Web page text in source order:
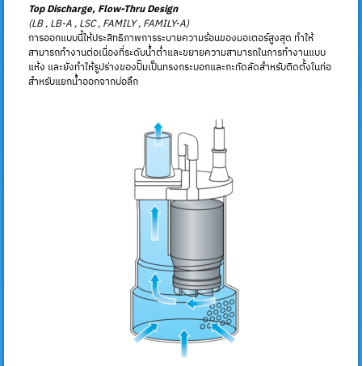
Top Discharge, Flow-Thru Design
(LB , LB-A , LSC , FAMILY , FAMILY-A)
การออกแบบนี้ให้ประสิทธิภาพการระบายความร้อนของมอเตอร์สูงสุด ทำให้
สามารถทำงานต่อเนื่องที่ระดับน้ำต่ำและขยายความสามารถในการทำงานแบบ
แห้ง และยังทำให้รูปร่างของปั๊มเป็นทรงกระบอกและกะทัดลัดสำหรับติดตั้งในท่อ
สำหรับแยกน้ำออกจากบ่อลึก